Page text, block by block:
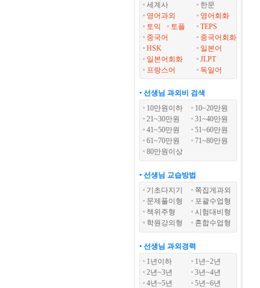
세계사
한문
영어과외
영어회화
토익
토플
TEPS
중국어
중국어회화
HSK
일본어
일본어회화
JLPT
프랑스어
독일어
• 선생님 과외비 검색
10만원이하
10~20만원
21~30만원
31~40만원
41~50만원
51~60만원
61~70만원
71~80만원
80만원이상
• 선생님 교습방법
기초다지기
쪽집게과외
문제풀이형
포괄수업형
책위주형
시험대비형
학원강의형
혼합수업형
• 선생님 과외경력
1년이하
1년~2년
2년~3년
3년~4년
4년~5년
5년~6년